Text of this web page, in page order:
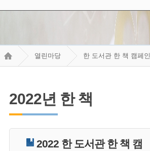
열린마당 한 도서관 한 책 캠페인
2022년 한 책
2022 한 도서관 한 책 캠